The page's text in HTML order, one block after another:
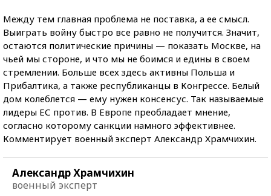
Между тем главная проблема не поставка, а ее смысл.
Выиграть войну быстро все равно не получится. Значит,
остаются политические причины — показать Москве, на
чьей мы стороне, и что мы не боимся и едины в своем
стремлении. Больше всех здесь активны Польша и
Прибалтика, а также республиканцы в Конгрессе. Белый
дом колеблется — ему нужен консенсус. Так называемые
лидеры ЕС против. В Европе преобладает мнение,
согласно которому санкции намного эффективнее.
Комментирует военный эксперт Александр Храмчихин.
Александр Храмчихин
военный эксперт